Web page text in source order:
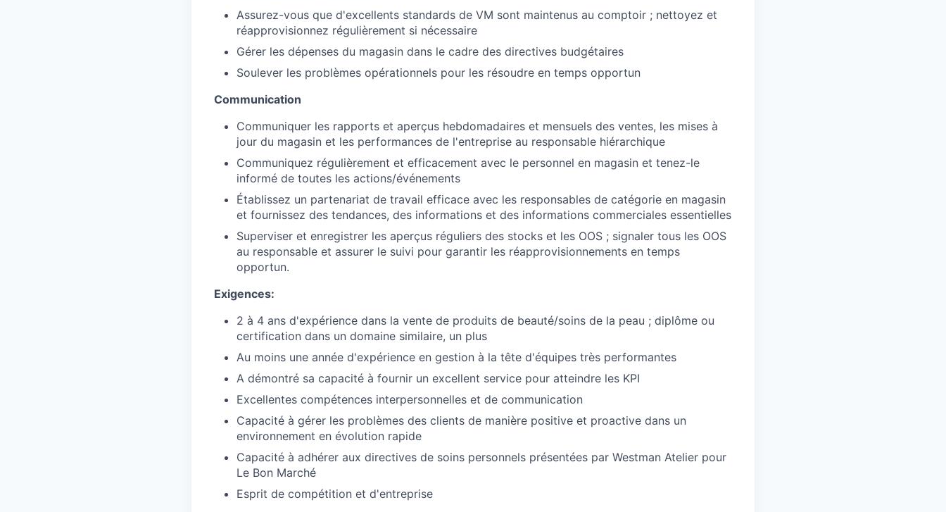
Assurez-vous que d'excellents standards de VM sont maintenus au comptoir ; nettoyez et
réapprovisionnez régulièrement si nécessaire
Gérer les dépenses du magasin dans le cadre des directives budgétaires
Soulever les problèmes opérationnels pour les résoudre en temps opportun
Communication
Communiquer les rapports et aperçus hebdomadaires et mensuels des ventes, les mises à
jour du magasin et les performances de l'entreprise au responsable hiérarchique
Communiquez régulièrement et efficacement avec le personnel en magasin et tenez-le
informé de toutes les actions/événements
Établissez un partenariat de travail efficace avec les responsables de catégorie en magasin
et fournissez des tendances, des informations et des informations commerciales essentielles
Superviser et enregistrer les aperçus réguliers des stocks et les OOS ; signaler tous les OOS
au responsable et assurer le suivi pour garantir les réapprovisionnements en temps
opportun.
Exigences:
2 à 4 ans d'expérience dans la vente de produits de beauté/soins de la peau ; diplôme ou
certification dans un domaine similaire, un plus
Au moins une année d'expérience en gestion à la tête d'équipes très performantes
A démontré sa capacité à fournir un excellent service pour atteindre les KPI
Excellentes compétences interpersonnelles et de communication
Capacité à gérer les problèmes des clients de manière positive et proactive dans un
environnement en évolution rapide
Capacité à adhérer aux directives de soins personnels présentées par Westman Atelier pour
Le Bon Marché
Esprit de compétition et d'entreprise